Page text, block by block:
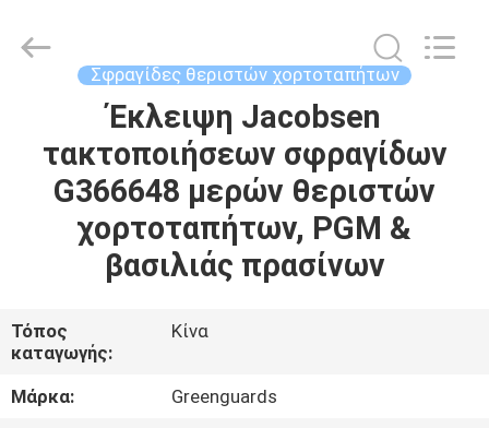
ΠΡΟΪΌΝΤΑ
ΠΕΡΊΠΟΥ
ΓΎΡΟΣ
ΕΡΓΟΣΤΑΣΊΩΝ
Trading
Σφραγίδες θεριστών χορτοταπήτων
Έκλειψη Jacobsen
τακτοποιήσεων σφραγίδων
G366648 μερών θεριστών
χορτοταπήτων, PGM &
βασιλιάς πρασίνων
Τόπος
καταγωγής:
Κίνα
Μάρκα:
Greenguards